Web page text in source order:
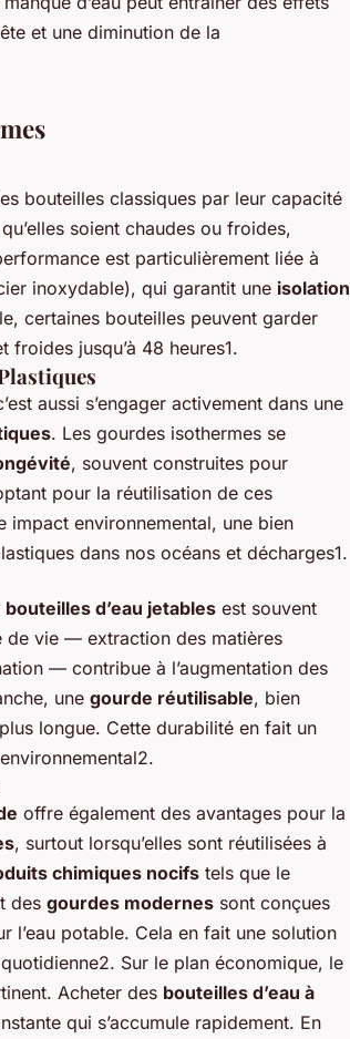
et une diminution de la
bouteilles classiques par leur capacité
soient chaudes ou froides,
est particulièrement liée à
inoxydable), qui garantit une isolation
certaines bouteilles peuvent garder
froides jusqu’à 48 heures1.
aussi s’engager activement dans une
. Les gourdes isothermes se
, souvent construites pour
pour la réutilisation de ces
environnemental, une bien
dans nos océans et décharges1.
bouteilles d’eau jetables est souvent
de vie — extraction des matières
— contribue à l’augmentation des
une gourde réutilisable, bien
longue. Cette durabilité en fait un
offre également des avantages pour la
, surtout lorsqu’elles sont réutilisées à
chimiques nocifs tels que le
des gourdes modernes sont conçues
l’eau potable. Cela en fait une solution
Sur le plan économique, le
Acheter des bouteilles d’eau à
qui s’accumule rapidement. En